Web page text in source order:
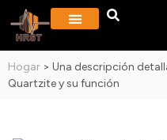
Hogar > Una descripción
Quartzite y su función